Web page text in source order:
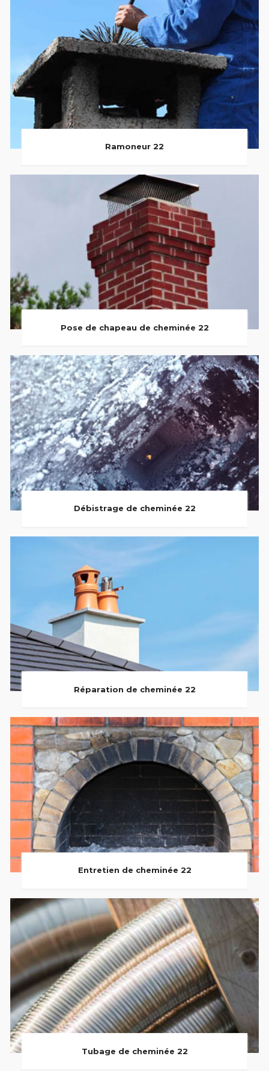
Ramoneur 22
Pose de chapeau de cheminée 22
Débistrage de cheminée 22
Réparation de cheminée 22
Entretien de cheminée 22
Tubage de cheminée 22